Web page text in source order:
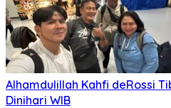
Alhamdulillah Kahfi deRossi
Dinihari WIB